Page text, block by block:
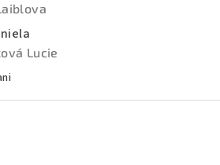
je 5 z 5 hvězdiček.
je 5 z 5 hvězdiček.
Lucie